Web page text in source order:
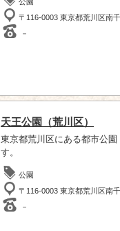
〒116-0003 東京都荒川区南
－
天王公園（荒川区）
東京都荒川区にある都市公
す。
公園
〒116-0003 東京都荒川区南
－